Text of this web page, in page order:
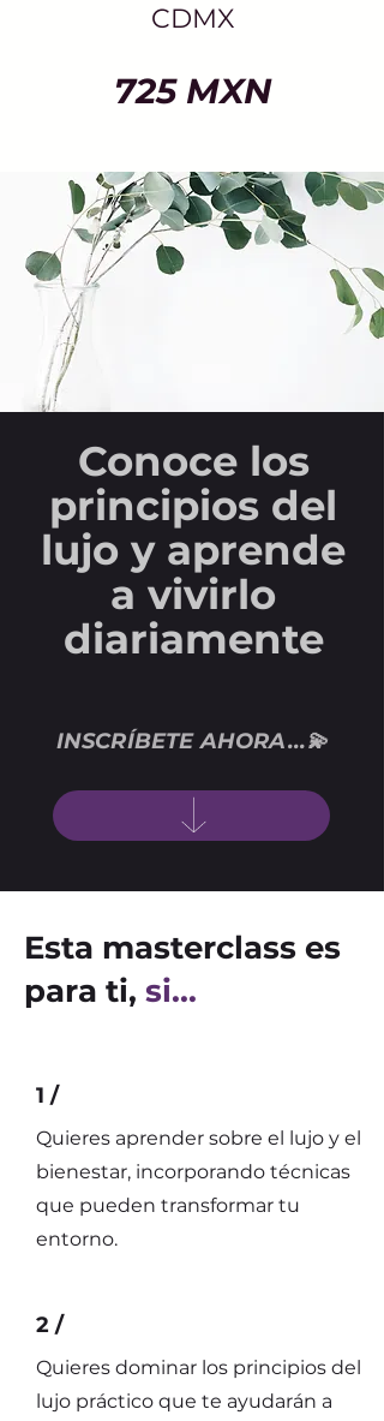
CDMX
725 MXN
Conoce los
principios del
lujo y aprende
a vivirlo
diariamente
INSCRÍBETE AHORA...💫
Esta masterclass es
para ti, si...
1 /
Quieres aprender sobre el lujo y el
bienestar, incorporando técnicas
que pueden transformar tu
entorno.
2 /
Quieres dominar los principios del
lujo práctico que te ayudarán a